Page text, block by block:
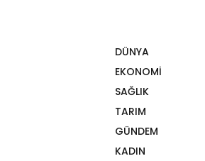
DÜNYA
EKONOMİ
SAĞLIK
TARIM
GÜNDEM
KADIN